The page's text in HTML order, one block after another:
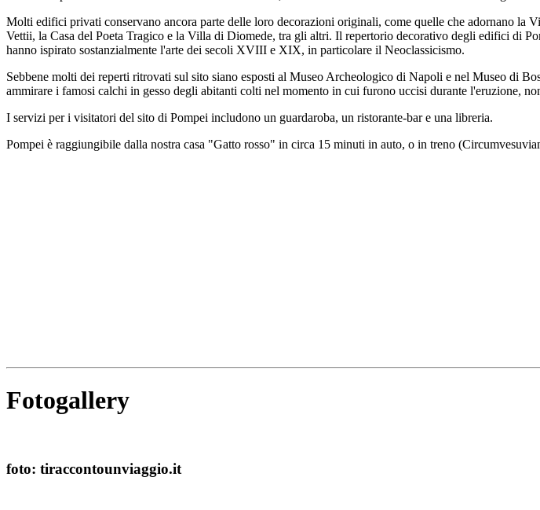
Molti edifici privati conservano ancora parte delle loro decorazioni originali, come quelle che adornano la
Vettii, la Casa del Poeta Tragico e la Villa di Diomede, tra gli altri. Il repertorio decorativo degli edifici di
hanno ispirato sostanzialmente l'arte dei secoli XVIII e XIX, in particolare il Neoclassicismo.
Sebbene molti dei reperti ritrovati sul sito siano esposti al Museo Archeologico di Napoli e nel Museo di
ammirare i famosi calchi in gesso degli abitanti colti nel momento in cui furono uccisi durante l'eruzione,
I servizi per i visitatori del sito di Pompei includono un guardaroba, un ristorante-bar e una libreria.
Pompei è raggiungibile dalla nostra casa "Gatto rosso" in circa 15 minuti in auto, o in treno
Fotogallery
foto: tiraccontounviaggio.it